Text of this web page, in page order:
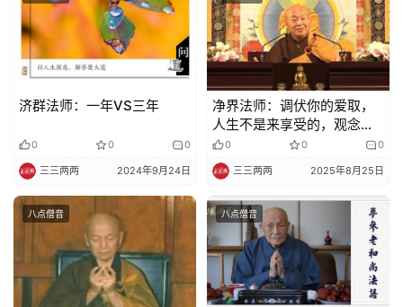
视
频
录
佛
教
艺
术
政
济群法师：一年VS三年
0 0 0
三三两两 2024年9月24日
净界法师：调伏你的爱取，
人生不是来享受的，观念得
改一改
0 0 0
三三两两 2025年8月25日
八点僧音 八点僧音